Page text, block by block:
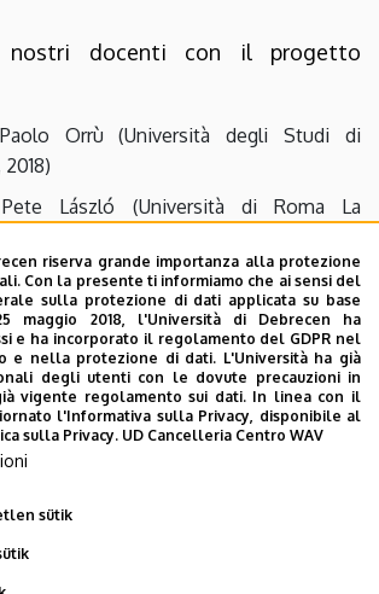
nostri docenti con il progetto
Orrù (Università degli Studi di
László (Università di Roma La
Università degli Studi di Padova,
István (Università degli Studi di
2016; Università degli Studi di Udine,
riserva grande importanza alla protezione
Con la presente ti informiamo che ai sensi del
sulla protezione di dati applicata su base
maggio 2018, l'Università di Debrecen ha
e ha incorporato il regolamento del GDPR nel
e nella protezione di dati. L'Università ha già
degli utenti con le dovute precauzioni in
vigente regolamento sui dati. In linea con il
l'Informativa sulla Privacy, disponibile al
sulla Privacy. UD Cancelleria Centro WAV
sütik